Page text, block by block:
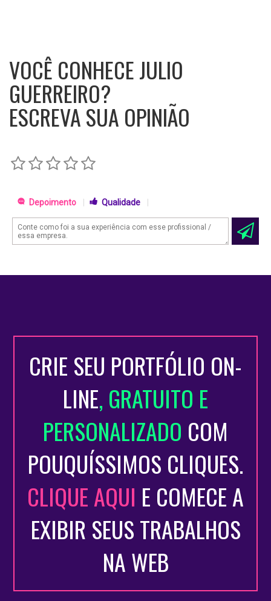
VOCÊ CONHECE JULIO
GUERREIRO?
ESCREVA SUA OPINIÃO
Depoimento Qualidade
CRIE SEU PORTFÓLIO ON-
LINE, GRATUITO E
PERSONALIZADO COM
POUQUÍSSIMOS CLIQUES.
CLIQUE AQUI E COMECE A
EXIBIR SEUS TRABALHOS
NA WEB